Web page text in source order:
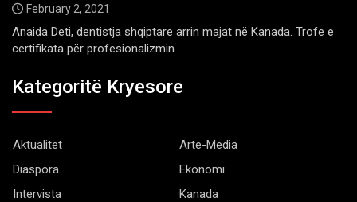
February 2, 2021
Anaida Deti, dentistja shqiptare arrin majat në Kanada. Trofe e
certifikata për profesionalizmin
Kategoritë Kryesore
Aktualitet
Arte-Media
Diaspora
Ekonomi
Intervista
Kanada